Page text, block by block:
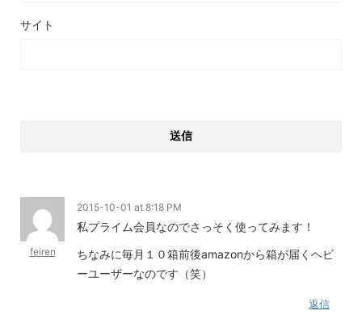
サイト
feiren
2015-10-01 at 8:18 PM
私プライム会員なのでさっそく使ってみます！
ちなみに毎月１０箱前後amazonから箱が届くヘビ
ーユーザーなのです（笑）
返信